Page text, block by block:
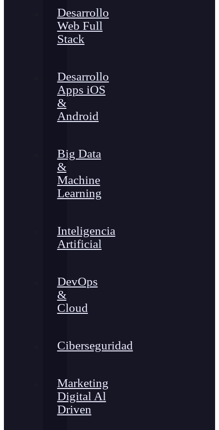
Desarrollo
Web Full
Stack
Desarrollo
Apps iOS
&
Android
Big Data
&
Machine
Learning
Inteligencia
Artificial
DevOps
&
Cloud
Ciberseguridad
Marketing
Digital Al
Driven